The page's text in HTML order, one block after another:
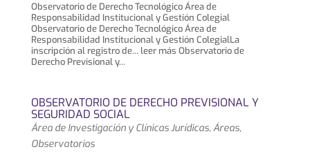
Observatorio de Derecho Tecnológico Área de
Responsabilidad Institucional y Gestión Colegial
Observatorio de Derecho Tecnológico Área de
Responsabilidad Institucional y Gestión ColegialLa
inscripción al registro de... leer más Observatorio de
Derecho Previsional y...
OBSERVATORIO DE DERECHO PREVISIONAL Y
SEGURIDAD SOCIAL
Área de Investigación y Clínicas Jurídicas, Áreas,
Observatorios